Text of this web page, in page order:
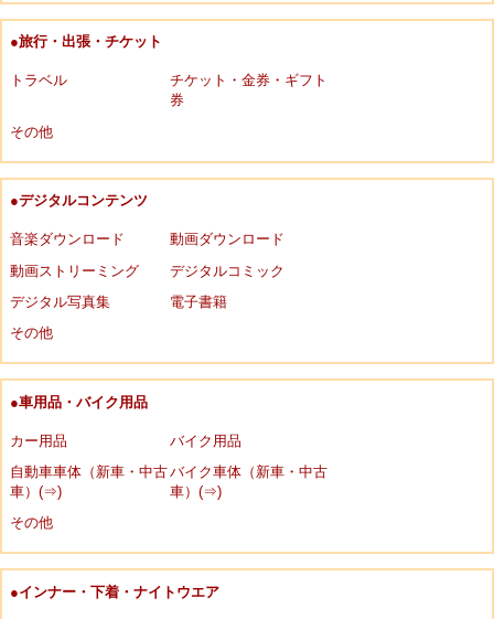
●旅行・出張・チケット
トラベル
チケット・金券・ギフト
券
その他
●デジタルコンテンツ
音楽ダウンロード
動画ダウンロード
動画ストリーミング
デジタルコミック
デジタル写真集
電子書籍
その他
●車用品・バイク用品
カー用品
バイク用品
自動車車体（新車・中古
車）(⇒)
バイク車体（新車・中古
車）(⇒)
その他
●インナー・下着・ナイトウエア